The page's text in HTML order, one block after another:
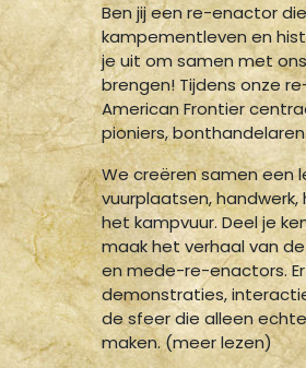
Ben jij een re-enactor
kampementleven en
je uit om samen met
brengen! Tijdens onze
American Frontier
pioniers,
We creëren samen een
vuurplaatsen,
het kampvuur. Deel je
maak het verhaal van
en mede-re-enactors.
demonstraties,
de sfeer die alleen
maken. (meer lezen)